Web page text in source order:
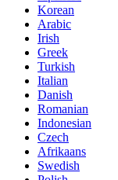
Korean
Arabic
Irish
Greek
Turkish
Italian
Danish
Romanian
Indonesian
Czech
Afrikaans
Swedish